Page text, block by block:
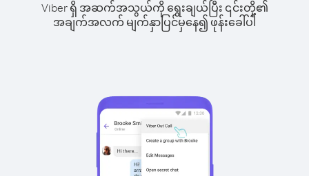
Viber ရှိ အဆက်အသွယ်ကို ရွေးချယ်ပြီး ၎င်းတို့၏
အချက်အလက် မျက်နှာပြင်မှနေ၍ ဖုန်းခေါ်ပါ